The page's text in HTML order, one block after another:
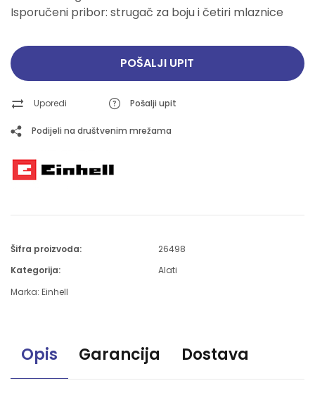
Isporučeni pribor: strugač za boju i četiri mlaznice
POŠALJI UPIT
Uporedi Pošalji upit
Podijeli na društvenim mrežama
Šifra proizvoda:
26498
Kategorija:
Alati
Marka: Einhell
Opis Garancija Dostava